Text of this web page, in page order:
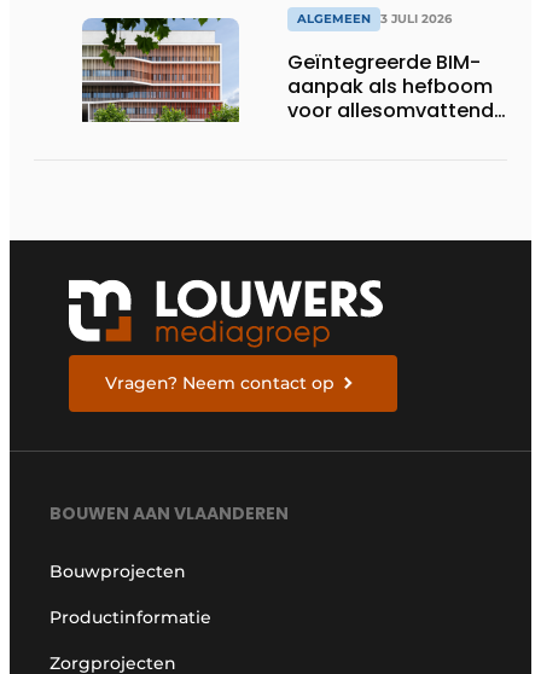
ALGEMEEN 3 JULI 2026
Geïntegreerde BIM-
aanpak als hefboom
voor allesomvattende
Vragen? Neem contact op
BOUWEN AAN VLAANDEREN
Bouwprojecten
Productinformatie
Zorgprojecten